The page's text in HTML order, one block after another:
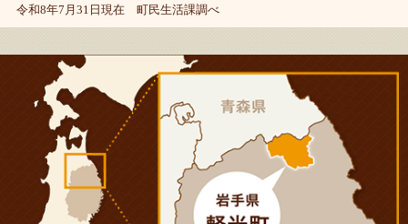
令和8年7月31日現在 町民生活課調べ